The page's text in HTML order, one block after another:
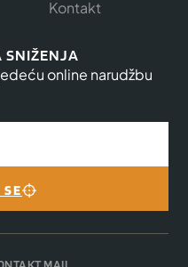
Kontakt
SNIŽENJA
online narudžbu